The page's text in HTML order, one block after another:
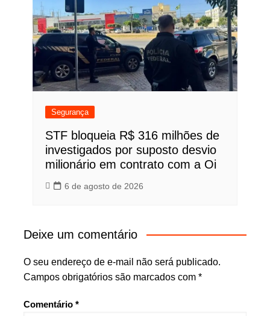
Segurança
STF bloqueia R$ 316 milhões de
investigados por suposto desvio
milionário em contrato com a Oi
6 de agosto de 2026
Deixe um comentário
O seu endereço de e-mail não será publicado.
Campos obrigatórios são marcados com *
Comentário *